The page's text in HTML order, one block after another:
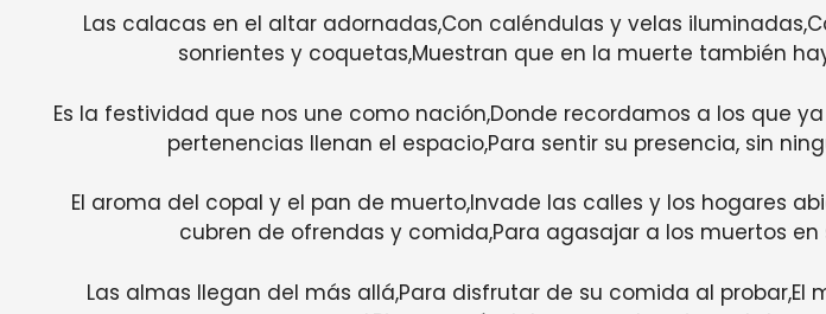
Las calacas en el altar adornadas,Con caléndulas y velas
sonrientes y coquetas,Muestran que en la muerte también
Es la festividad que nos une como nación,Donde recordamos a los que
pertenencias llenan el espacio,Para sentir su presencia, sin
El aroma del copal y el pan de muerto,Invade las calles y los hogares
cubren de ofrendas y comida,Para agasajar a los muertos en
Las almas llegan del más allá,Para disfrutar de su comida al probar,El